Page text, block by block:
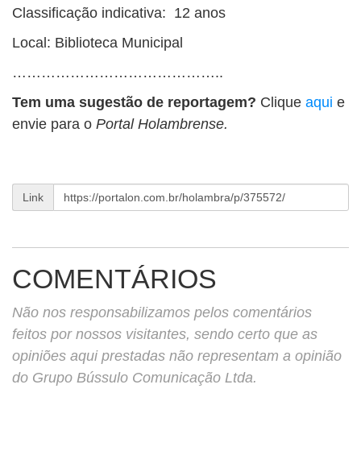
Classificação indicativa: 12 anos
Local: Biblioteca Municipal
……………………………………..
Tem uma sugestão de reportagem? Clique aqui e
envie para o Portal Holambrense.
Link
COMENTÁRIOS
Não nos responsabilizamos pelos comentários
feitos por nossos visitantes, sendo certo que as
opiniões aqui prestadas não representam a opinião
do Grupo Bússulo Comunicação Ltda.